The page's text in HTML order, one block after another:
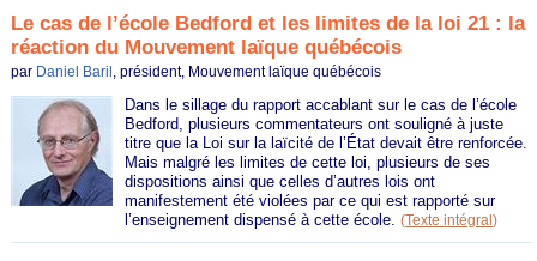
Le cas de l’école Bedford et les limites de la loi 21 : la
réaction du Mouvement laïque québécois
par Daniel Baril, président, Mouvement laïque québécois
Dans le sillage du rapport accablant sur le cas de l’école
Bedford, plusieurs commentateurs ont souligné à juste
titre que la Loi sur la laïcité de l’État devait être renforcée.
Mais malgré les limites de cette loi, plusieurs de ses
dispositions ainsi que celles d’autres lois ont
manifestement été violées par ce qui est rapporté sur
l’enseignement dispensé à cette école.(Texte intégral)